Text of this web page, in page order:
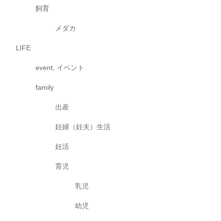
飼育
メダカ
LIFE
event, イベント
family
出産
妊婦（妊夫）生活
妊活
育児
乳児
幼児